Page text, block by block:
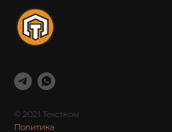
© 2021 Техстком
Политика